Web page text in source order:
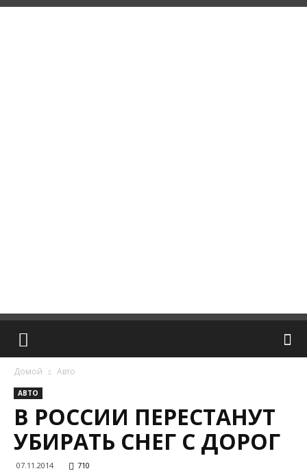
Домой Авто
АВТО
В РОССИИ ПЕРЕСТАНУТ
УБИРАТЬ СНЕГ С ДОРОГ
07.11.2014 710